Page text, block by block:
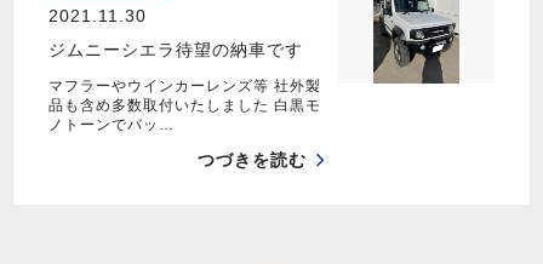
2021.11.30
ジムニーシエラ待望の納車です
マフラーやウインカーレンズ等 社外製
品も含め多数取付いたしました 白黒モ
ノトーンでバッ…
つづきを読む